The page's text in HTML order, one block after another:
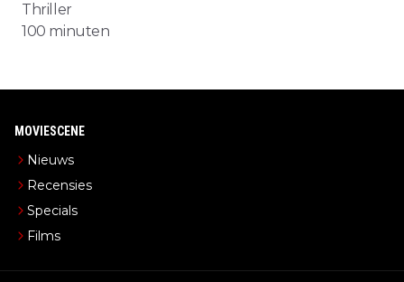
Thriller
100 minuten
MOVIESCENE
Nieuws
Recensies
Specials
Films